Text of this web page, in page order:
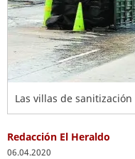
Las villas de
Redacción El Heraldo
06.04.2020